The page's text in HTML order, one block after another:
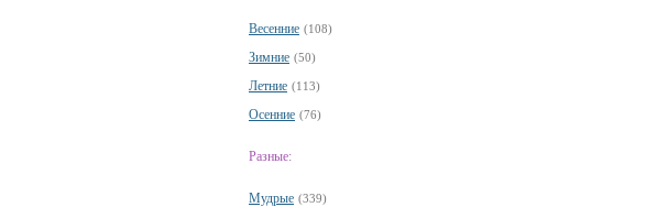
Весенние (108)
Зимние (50)
Летние (113)
Осенние (76)
Разные:
Мудрые (339)